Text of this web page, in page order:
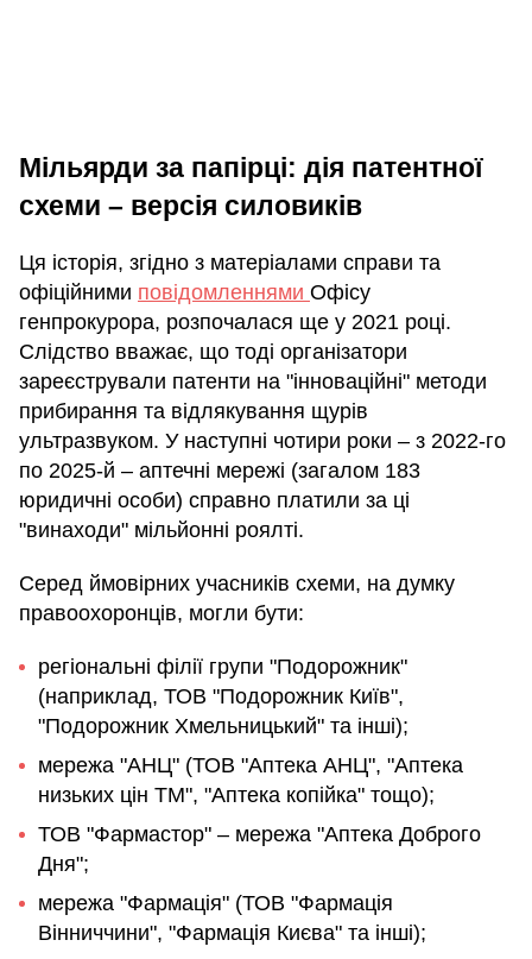
Мільярди за папірці: дія патентної
схеми – версія силовиків
Ця історія, згідно з матеріалами справи та
офіційними повідомленнями Офісу
генпрокурора, розпочалася ще у 2021 році.
Слідство вважає, що тоді організатори
зареєстрували патенти на "інноваційні" методи
прибирання та відлякування щурів
ультразвуком. У наступні чотири роки – з 2022-го
по 2025-й – аптечні мережі (загалом 183
юридичні особи) справно платили за ці
"винаходи" мільйонні роялті.
Серед ймовірних учасників схеми, на думку
правоохоронців, могли бути:
регіональні філії групи "Подорожник"
(наприклад, ТОВ "Подорожник Київ",
"Подорожник Хмельницький" та інші);
мережа "АНЦ" (ТОВ "Аптека АНЦ", "Аптека
низьких цін ТМ", "Аптека копійка" тощо);
ТОВ "Фармастор" – мережа "Аптека Доброго
Дня";
мережа "Фармація" (ТОВ "Фармація
Вінниччини", "Фармація Києва" та інші);